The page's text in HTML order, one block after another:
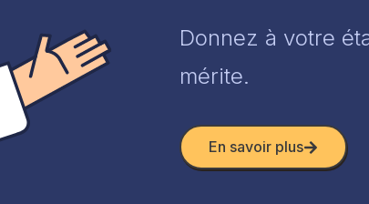
Donnez à votre
mérite.
En savoir plus